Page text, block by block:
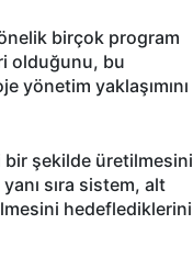
birçok program
olduğunu, bu
yönetim yaklaşımını
bir şekilde üretilmesini
sıra sistem, alt
hedeflediklerini